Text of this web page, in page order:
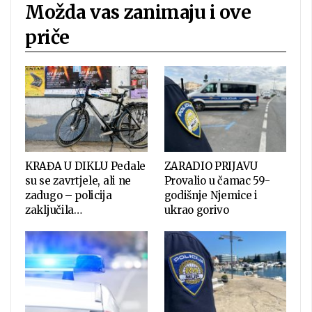
Možda vas zanimaju i ove
priče
KRAĐA U DIKLU Pedale
su se zavrtjele, ali ne
zadugo – policija
zaključila…
ZARADIO PRIJAVU
Provalio u čamac 59-
godišnje Njemice i
ukrao gorivo